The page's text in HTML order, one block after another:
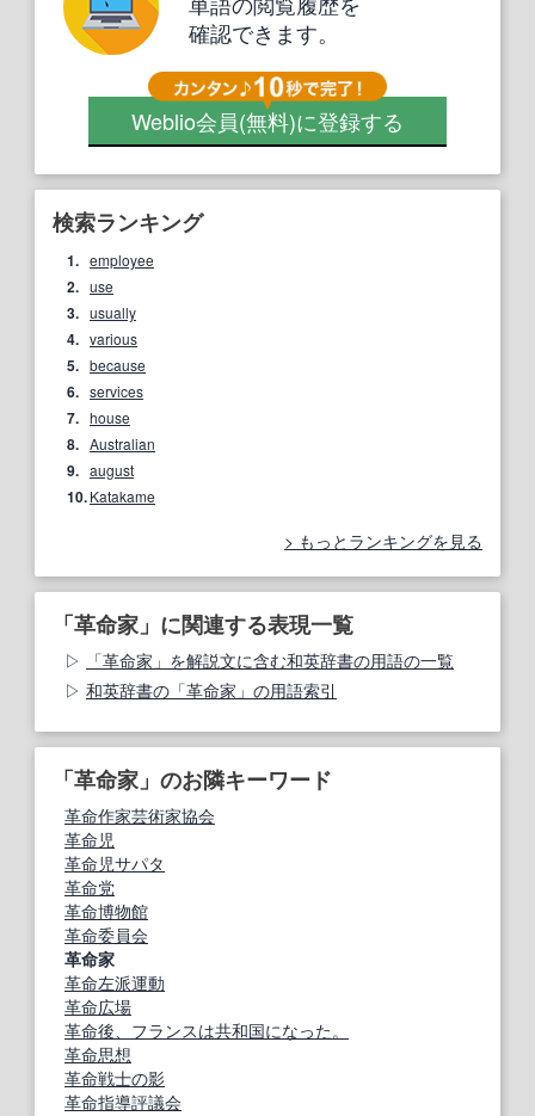
確認できます。
Weblio会員(無料)に登録する
検索ランキング
1. employee
2. use
3. usually
4. various
5. because
6. services
7. house
8. Australian
9. august
10.Katakame
もっとランキングを見る
「革命家」に関連する表現一覧
「革命家」を解説文に含む和英辞書の用語の一覧
和英辞書の「革命家」の用語索引
「革命家」のお隣キーワード
革命作家芸術家協会
革命児
革命児サパタ
革命党
革命博物館
革命委員会
革命家
革命左派運動
革命広場
革命後、フランスは共和国になった。
革命思想
革命戦士の影
革命指導評議会